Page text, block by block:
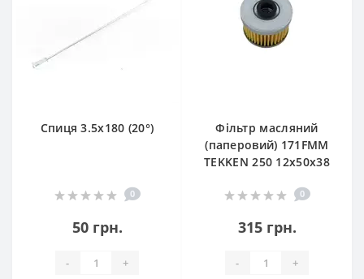
Спиця 3.5х180 (20°)
0
50 грн.
- +
Фільтр масляний
(паперовий) 171FMM
TEKKEN 250 12х50х38
0
315 грн.
- +